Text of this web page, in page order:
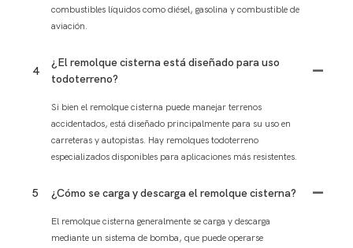
combustibles líquidos como diésel, gasolina y combustible de
aviación.
4
¿El remolque cisterna está diseñado para uso
todoterreno?
Si bien el remolque cisterna puede manejar terrenos
accidentados, está diseñado principalmente para su uso en
carreteras y autopistas. Hay remolques todoterreno
especializados disponibles para aplicaciones más resistentes.
5 ¿Cómo se carga y descarga el remolque cisterna?
El remolque cisterna generalmente se carga y descarga
mediante un sistema de bomba, que puede operarse